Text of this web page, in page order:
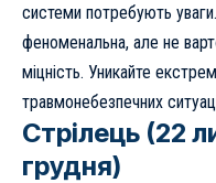
системи потребують
феноменальна, але не
міцність. Уникайте
травмонебезпечних
Стрілець (22
грудня)